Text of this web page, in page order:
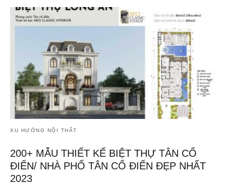
XU HƯỚNG NỘI THẤT
200+ MẪU THIẾT KẾ BIỆT THỰ TÂN CỔ
ĐIỂN/ NHÀ PHỐ TÂN CỔ ĐIỂN ĐẸP NHẤT
2023